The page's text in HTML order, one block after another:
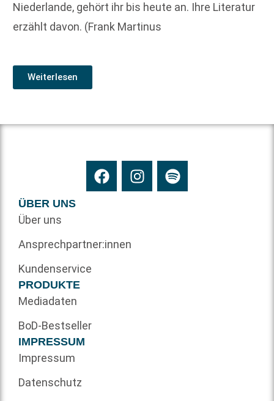
Niederlande, gehört ihr bis heute an. Ihre Literatur
erzählt davon. (Frank Martinus
Weiterlesen
ÜBER UNS
Über uns
Ansprechpartner:innen
Kundenservice
PRODUKTE
Mediadaten
BoD-Bestseller
IMPRESSUM
Impressum
Datenschutz